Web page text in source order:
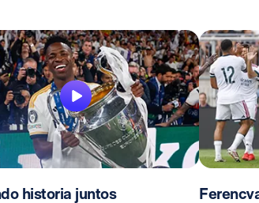
historia juntos